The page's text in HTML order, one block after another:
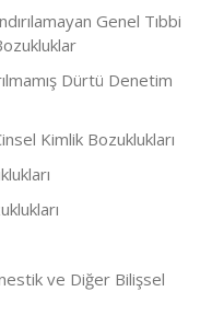
Genel Tıbbi
Dürtü Denetim
Kimlik Bozuklukları
ve Diğer Bilişsel